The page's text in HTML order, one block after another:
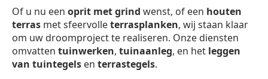
Of u nu een oprit met grind wenst, of een houten
terras met sfeervolleterrasplanken, wij staan klaar
om uw droomproject te realiseren. Onze diensten
omvatten tuinwerken, tuinaanleg, en het leggen
van tuintegels en terrastegels.